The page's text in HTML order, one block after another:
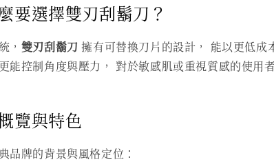
要選擇雙刃刮鬍刀？
， 雙刃刮鬍刀 擁有可替換刀片的設計， 能以更低成
能控制角度與壓力， 對於敏感肌或重視質感的使用
覽與特色
品牌的背景與風格定位：